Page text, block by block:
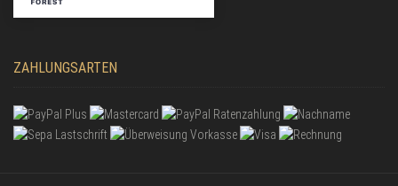
ZAHLUNGSARTEN